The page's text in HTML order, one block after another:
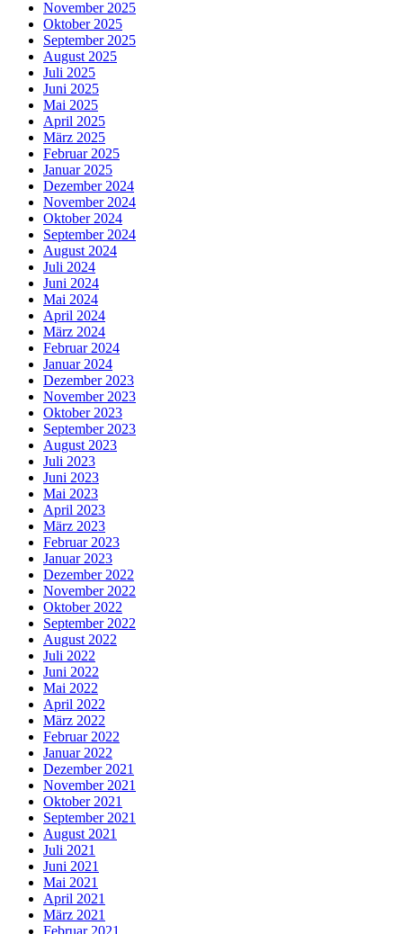
November 2025
Oktober 2025
September 2025
August 2025
Juli 2025
Juni 2025
Mai 2025
April 2025
März 2025
Februar 2025
Januar 2025
Dezember 2024
November 2024
Oktober 2024
September 2024
August 2024
Juli 2024
Juni 2024
Mai 2024
April 2024
März 2024
Februar 2024
Januar 2024
Dezember 2023
November 2023
Oktober 2023
September 2023
August 2023
Juli 2023
Juni 2023
Mai 2023
April 2023
März 2023
Februar 2023
Januar 2023
Dezember 2022
November 2022
Oktober 2022
September 2022
August 2022
Juli 2022
Juni 2022
Mai 2022
April 2022
März 2022
Februar 2022
Januar 2022
Dezember 2021
November 2021
Oktober 2021
September 2021
August 2021
Juli 2021
Juni 2021
Mai 2021
April 2021
März 2021
Februar 2021